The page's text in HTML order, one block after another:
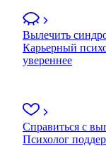
Вылечить
Карьерный
увереннее
Справиться с
Психолог